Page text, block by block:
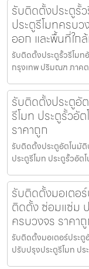
รับติดตั้งประตูรั้
ประตูรีโมทครบ
ออก และพื้นที่ใก
รับติดตั้งประตูรั้วรีโมท
กรุงเทพ ปริมณฑ ภาค
รับติดตั้งประตูอั
รีโมท ประตูรั้วอั
ราคาถูก
รับติดตั้งประตูอัตโนมัติ
ประตูรีโมท ประตูรั้วอัต
รับติดตั้งมอเตอ
ติดตั้ง ซ่อมแซ่ม
ครบวงจร ราคา
รับติดตั้งมอเตอร์ประ
ปรับปรุงประตูรีโมท ป